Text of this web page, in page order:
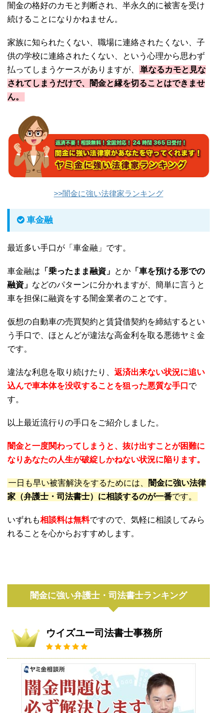
闇金の格好のカモと判断され、半永久的に被害を受け
続けることになりかねません。
家族に知られたくない、職場に連絡されたくない、子
供の学校に連絡されたくない、という心理から思わず
払ってしまうケースがありますが、
単なるカモと見な
されてしまうだけで、闇金と縁を切ることはできませ
ん。
>>闇金に強い法律家ランキング
車金融
最近多い手口が「車金融」です。
車金融は 「乗ったまま融資」 とか 「車を預ける形での
融資」 などのパターンに分かれますが、簡単に言うと
車を担保に融資をする闇金業者のことです。
仮想の自動車の売買契約と賃貸借契約を締結するとい
う手口で、ほとんどが違法な高金利を取る悪徳ヤミ金
です。
違法な利息を取り続けたり、 返済出来ない状況に追い
込んで車本体を没収することを狙った悪質な手口 で
す。
以上最近流行りの手口をご紹介しました。
闇金と一度関わってしまうと、抜け出すことが困難に
なりあなたの人生が破綻しかねない状況に陥ります。
一日も早い被害解決をするためには、
闇金に強い法律
家（弁護士・司法書士）に相談するのが一番です。
いずれも相談料は無料ですので、気軽に相談してみら
れることを心からおすすめします。
闇金に強い弁護士・司法書士ランキング
ウイズユー司法書士事務所